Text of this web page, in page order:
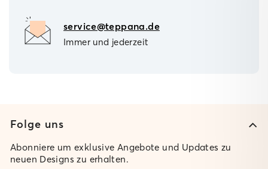
service@teppana.de
Immer und jederzeit
Folge uns
Abonniere um exklusive Angebote und Updates zu
neuen Designs zu erhalten.